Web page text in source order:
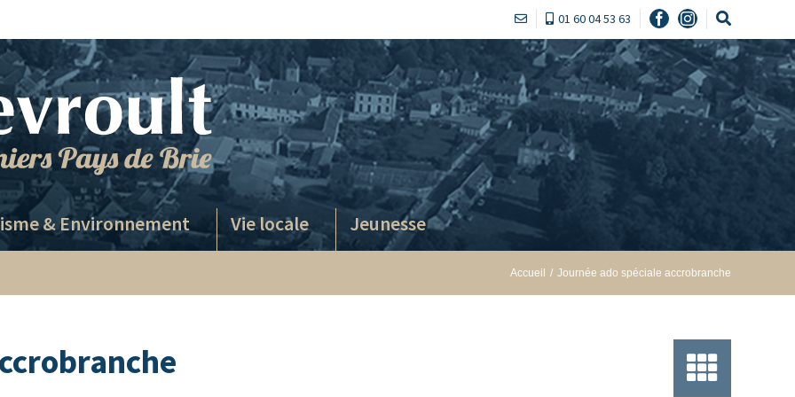
Facebook
Instagram
01 60 04 53 63
& Environnement Vie locale Jeunesse
Accueil / Journée ado spéciale accrobranche